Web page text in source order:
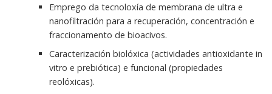
Emprego da tecnoloxía de membrana de ultra e
nanofiltración para a recuperación, concentración e
fraccionamento de bioacivos.
Caracterización biolóxica (actividades antioxidante in
vitro e prebiótica) e funcional (propiedades
reolóxicas).